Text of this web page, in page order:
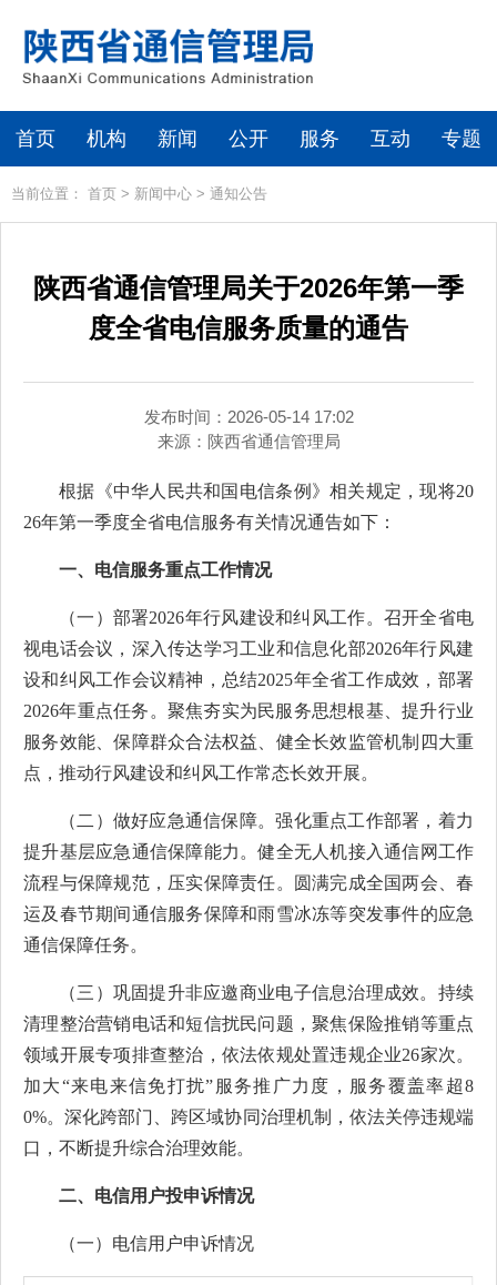
首页 机构 新闻 公开 服务 互动 专题
当前位置： 首页 > 新闻中心 > 通知公告
陕西省通信管理局关于2026年第一季
度全省电信服务质量的通告
发布时间：2026-05-14 17:02
来源： 陕西省通信管理局
根据《中华人民共和国电信条例》相关规定，现将20
26年第一季度全省电信服务有关情况通告如下：
一、电信服务重点工作情况
（一）部署2026年行风建设和纠风工作。 召开全省电
视电话会议，深入传达学习工业和信息化部2026年行风建
设和纠风工作会议精神，总结2025年全省工作成效，部署
2026年重点任务。聚焦夯实为民服务思想根基、提升行业
服务效能、保障群众合法权益、健全长效监管机制四大重
点，推动行风建设和纠风工作常态长效开展。
（二）做好应急通信保障。强化重点工作部署，着力
提升基层应急通信保障能力。健全无人机接入通信网工作
流程与保障规范，压实保障责任。圆满完成全国两会、春
运及春节期间通信服务保障和雨雪冰冻等突发事件的应急
通信保障任务。
（三）巩固提升非应邀商业电子信息治理成效。 持续
清理整治营销电话和短信扰民问题，聚焦保险推销等重点
领域开展专项排查整治，依法依规处置违规企业26家次。
加大“来电来信免打扰”服务推广力度，服务覆盖率超8
0%。深化跨部门、跨区域协同治理机制，依法关停违规端
口，不断提升综合治理效能。
二、电信用户投申诉情况
（一）电信用户申诉情况